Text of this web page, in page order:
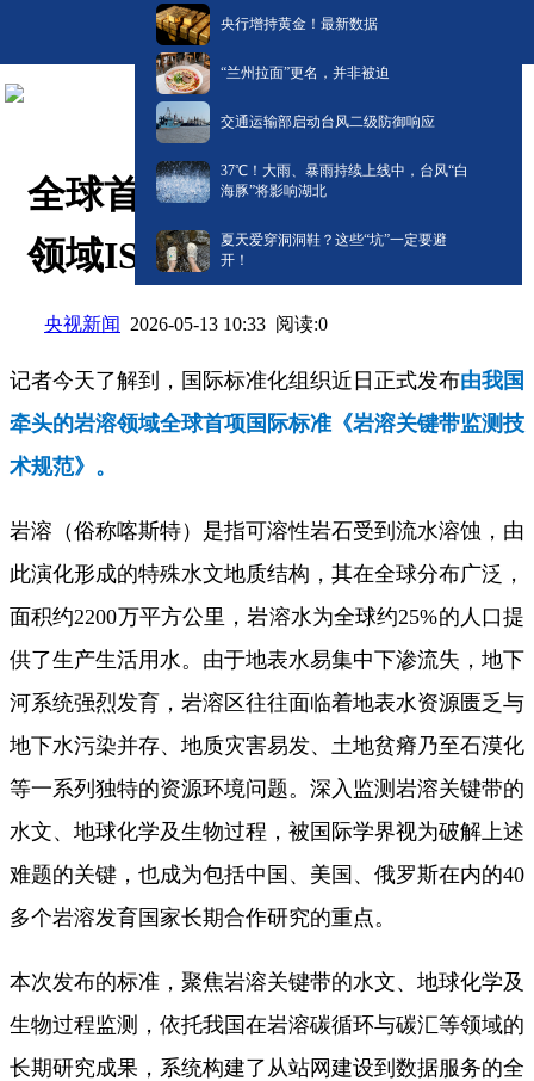
央行增持黄金！最新数据
“兰州拉面”更名，并非被迫
交通运输部启动台风二级防御响应
​37℃！大雨、暴雨持续上线中，台风“白
海豚”将影响湖北
夏天爱穿洞洞鞋？这些“坑”一定要避
开！
全球首项！我国牵头的岩溶
领域ISO国际标准发布
央视新闻 2026-05-13 10:33 阅读:0
记者今天了解到，国际标准化组织近日正式发布由我国
牵头的岩溶领域全球首项国际标准《岩溶关键带监测技
术规范》。
岩溶（俗称喀斯特）是指可溶性岩石受到流水溶蚀，由
此演化形成的特殊水文地质结构，其在全球分布广泛，
面积约2200万平方公里，岩溶水为全球约25%的人口提
供了生产生活用水。由于地表水易集中下渗流失，地下
河系统强烈发育，岩溶区往往面临着地表水资源匮乏与
地下水污染并存、地质灾害易发、土地贫瘠乃至石漠化
等一系列独特的资源环境问题。深入监测岩溶关键带的
水文、地球化学及生物过程，被国际学界视为破解上述
难题的关键，也成为包括中国、美国、俄罗斯在内的40
多个岩溶发育国家长期合作研究的重点。
本次发布的标准，聚焦岩溶关键带的水文、地球化学及
生物过程监测，依托我国在岩溶碳循环与碳汇等领域的
长期研究成果，系统构建了从站网建设到数据服务的全